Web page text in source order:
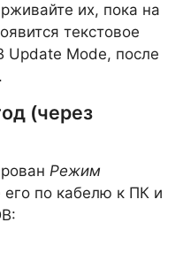
их, пока на
текстовое
Mode, после
(через
Режим
его по кабелю к ПК и